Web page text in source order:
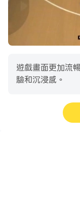
遊戲畫面更加流
驗和沉浸感。